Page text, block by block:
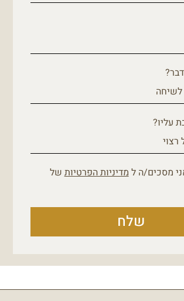
עליו?
מסכים/ה למדיניות הפרטיותשל
שלח